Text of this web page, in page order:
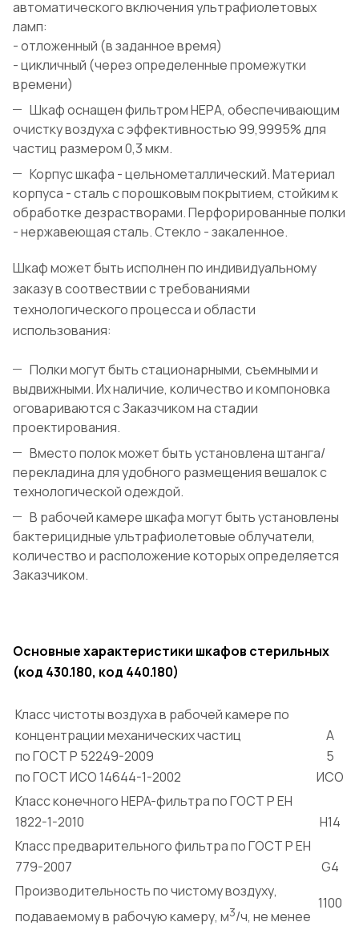
автоматического включения ультрафиолетовых
ламп:
- отложенный (в заданное время)
- цикличный (через определенные промежутки
времени)
Шкаф оснащен фильтром НЕРА, обеспечивающим
очистку воздуха с эффективностью 99,9995% для
частиц размером 0,3 мкм.
Корпус шкафа - цельнометаллический. Материал
корпуса - сталь с порошковым покрытием, стойким к
обработке дезрастворами. Перфорированные полки
- нержавеющая сталь. Стекло - закаленное.
Шкаф может быть исполнен по индивидуальному
заказу в соотвествии с требованиями
технологического процесса и области
использования:
Полки могут быть стационарными, съемными и
выдвижными. Их наличие, количество и компоновка
оговариваются с Заказчиком на стадии
проектирования.
Вместо полок может быть установлена штанга/
перекладина для удобного размещения вешалок с
технологической одеждой.
В рабочей камере шкафа могут быть установлены
бактерицидные ультрафиолетовые облучатели,
количество и расположение которых определяется
Заказчиком.
Основные характеристики шкафов стерильных
(код 430.180, код 440.180)
Класс чистоты воздуха в рабочей камере по
концентрации механических частиц
по ГОСТ Р 52249-2009
по ГОСТ ИСО 14644-1-2002
А
5
ИСО
Класс конечного HEPA-фильтра по ГОСТ Р ЕН
1822-1-2010
H14
Класс предварительного фильтра по ГОСТ Р ЕН
779-2007
G4
Производительность по чистому воздуху,
подаваемому в рабочую камеру, м3/ч, не менее
1100